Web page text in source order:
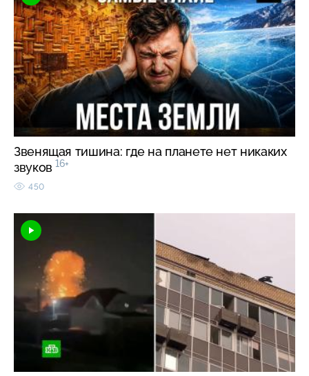
Звенящая тишина: где на планете нет никаких
звуков 16+
450